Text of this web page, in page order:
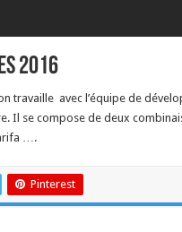
2016
travaille avec l’équipe de
Il se compose de deux
….
Pinterest